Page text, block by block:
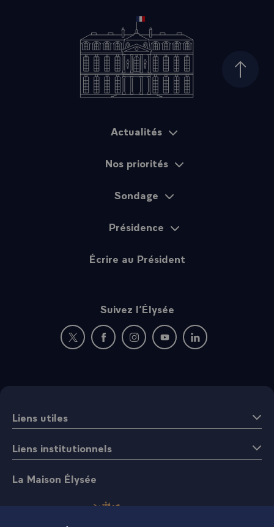
Haut
Actualités
Nos priorités
Sondage
Présidence
Écrire au Président
Suivez l’Élysée
Nouvelle fenêtre : rejoignez-nous sur Twitter
Nouvelle fenêtre : rejoignez-nous sur
Nouvelle fenêtre : rejoignez-nous
Nouvelle fenêtre :
Nouvelle fenêtre :
Liens utiles
Liens institutionnels
La Maison Élysée